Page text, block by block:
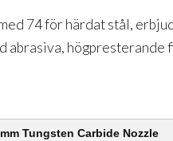
74 för härdat stål,
abrasiva,
Tungsten Carbide Nozzle